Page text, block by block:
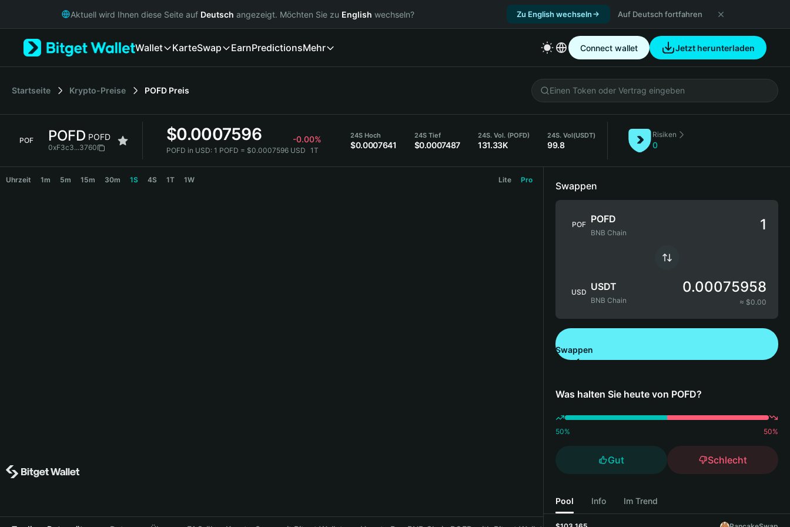
Русский
Italiano
Bahasa Indonesia
Aktuell wird Ihnen diese Seite auf Deutsch angezeigt. Möchten Sie zu English wechseln? Zu English wechseln Auf Deutsch fortfahren
Wallet KarteSwap EarnPredictionsMehr Connect wallet Jetzt herunterladen
Startseite Krypto-Preise POFD Preis
POF POFD POFD
0xF3c3...3760
$0.0007596 -0.00%
POFD in USD: 1 POFD = $0.0007596 USD 1T
24S Hoch
$0.0007641
24S Tief
$0.0007487
24S. Vol. (POFD)
131.33K
24S. Vol(USDT)
99.8
Risiken
0
Uhrzeit 1m 5m 15m 30m 1S 4S 1T 1W Lite Pro
Swappen
POF POFD
BNB Chain
USD USDT
BNB Chain
0.00075958
≈ $0.00
Swappen
Was halten Sie heute von POFD?
50% 50%
Gut Schlecht
Pool Info Im Trend